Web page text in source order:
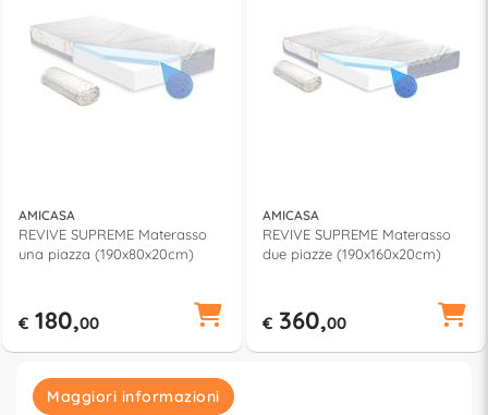
AMICASA
REVIVE SUPREME Materasso
una piazza (190x80x20cm)
€ 180,00
AMICASA
REVIVE SUPREME Materasso
due piazze (190x160x20cm)
€ 360,00
Maggiori informazioni